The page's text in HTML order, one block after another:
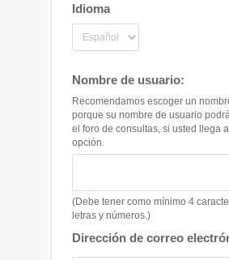
Idioma
Nombre de usuario:
Recomendamos escoger un
porque su nombre de usuario
el foro de consultas, si usted llega
opción.
(Debe tener como mínimo 4
letras y números.)
Dirección de correo